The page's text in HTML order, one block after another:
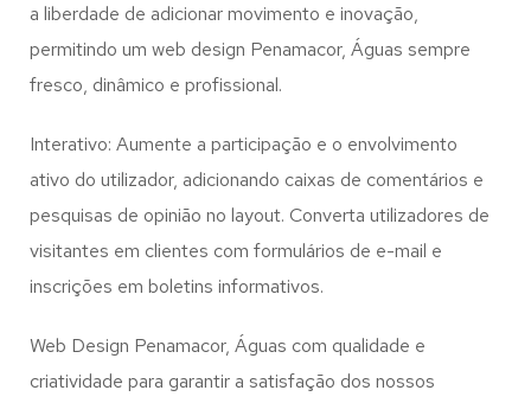
a liberdade de adicionar movimento e inovação,
permitindo um web design Penamacor, Águas sempre
fresco, dinâmico e profissional.
Interativo: Aumente a participação e o envolvimento
ativo do utilizador, adicionando caixas de comentários e
pesquisas de opinião no layout. Converta utilizadores de
visitantes em clientes com formulários de e-mail e
inscrições em boletins informativos.
Web Design Penamacor, Águas com qualidade e
criatividade para garantir a satisfação dos nossos